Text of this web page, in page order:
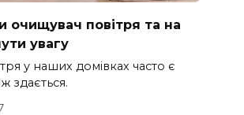
очищувач повітря та на
увагу
у наших домівках часто є
здається.